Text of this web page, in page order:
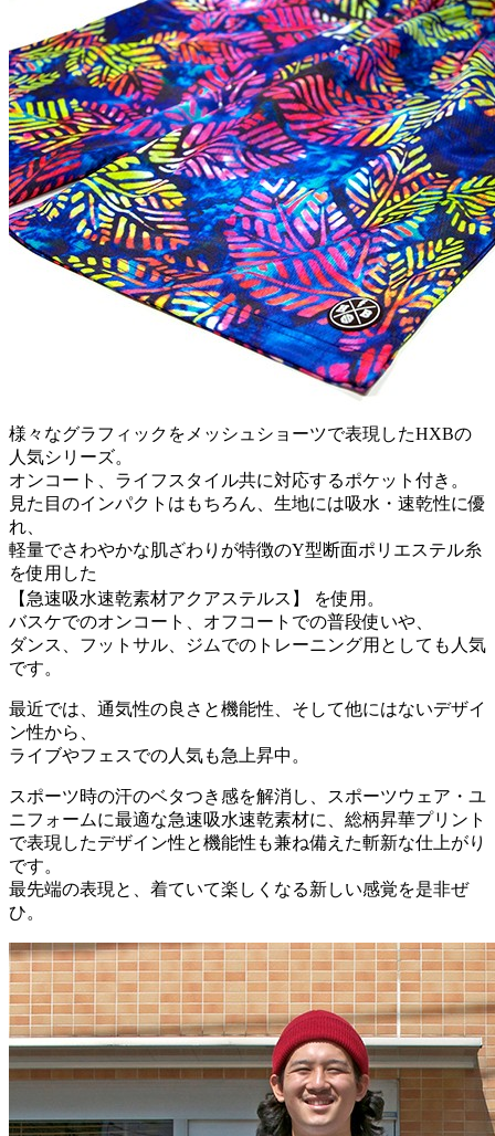
様々なグラフィックをメッシュショーツで表現したHXBの
人気シリーズ。
オンコート、ライフスタイル共に対応するポケット付き。
見た目のインパクトはもちろん、生地には吸水・速乾性に優
れ、
軽量でさわやかな肌ざわりが特徴のY型断面ポリエステル糸
を使用した
【急速吸水速乾素材アクアステルス】 を使用。
バスケでのオンコート、オフコートでの普段使いや、
ダンス、フットサル、ジムでのトレーニング用としても人気
です。
最近では、通気性の良さと機能性、そして他にはないデザイ
ン性から、
ライブやフェスでの人気も急上昇中。
スポーツ時の汗のベタつき感を解消し、スポーツウェア・ユ
ニフォームに最適な急速吸水速乾素材に、総柄昇華プリント
で表現したデザイン性と機能性も兼ね備えた斬新な仕上がり
です。
最先端の表現と、着ていて楽しくなる新しい感覚を是非ぜ
ひ。